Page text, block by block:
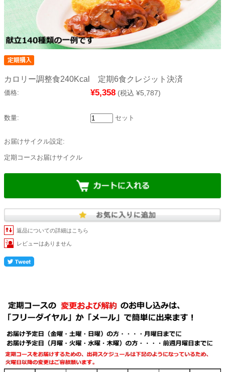
カロリー調整食240Kcal 定期6食クレジット決済
価格: ¥5,358 (税込 ¥5,787)
数量: セット
お届けサイクル設定:
定期コースお届けサイクル
返品についての詳細はこちら
レビューはありません